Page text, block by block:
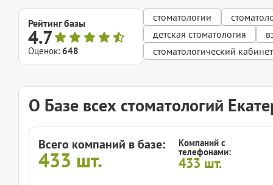
Рейтинг базы
4.7
Оценок: 648
стоматологии
детская стоматология
стоматологический кабинет
О Базе всех стоматологий
Всего компаний в базе:
433 шт.
Компаний с
телефонами:
433 шт.